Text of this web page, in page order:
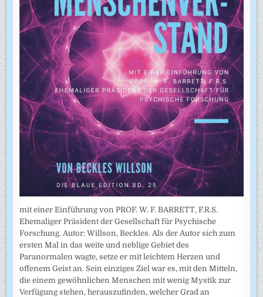
mit einer Einführung von PROF. W. F. BARRETT, F.R.S.
Ehemaliger Präsident der Gesellschaft für Psychische
Forschung. Autor: Willson, Beckles. Als der Autor sich zum
ersten Mal in das weite und neblige Gebiet des
Paranormalen wagte, setze er mit leichtem Herzen und
offenem Geist an. Sein einziges Ziel war es, mit den Mitteln,
die einem gewöhnlichen Menschen mit wenig Mystik zur
Verfügung stehen, herauszufinden, welcher Grad an